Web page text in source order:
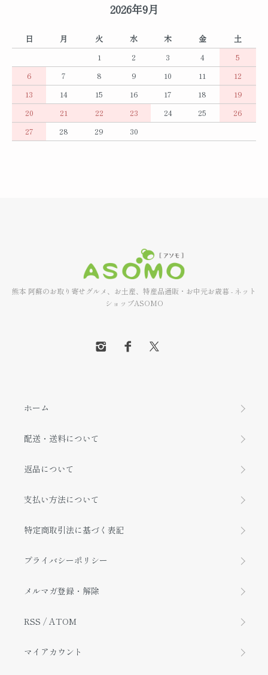
2026年9月
日 月 火 水 木 金
土
1
2 3 4
5
6
7 8 9 10 11
12
13
14 15 16 17 18
19
20
21 22 23 24 25
26
27
28 29 30
熊本 阿蘇のお取り寄せグルメ、お土産、特産品通販・お中元お歳暮 - ネット
ショップASOMO
ホーム
配送・送料について
返品について
支払い方法について
特定商取引法に基づく表記
プライバシーポリシー
メルマガ登録・解除
RSS / ATOM
マイアカウント